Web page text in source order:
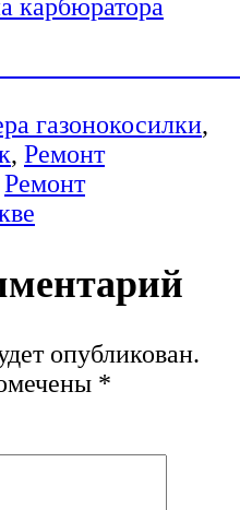
карбюратора
газонокосилки,
, Ремонт
Ремонт
опубликован.
*